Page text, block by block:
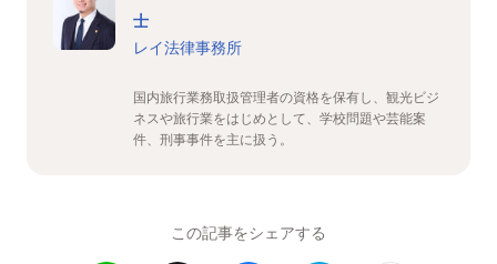
士
レイ法律事務所
国内旅行業務取扱管理者の資格を保有し、観光ビジ
ネスや旅行業をはじめとして、学校問題や芸能案
件、刑事事件を主に扱う。
この記事をシェアする